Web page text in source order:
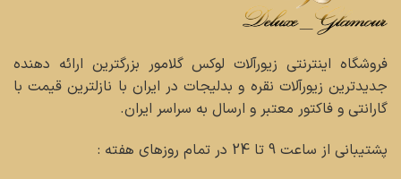
فروشگاه اینترنتی زیورآلات لوکس گلامور بزرگترین ارائه دهنده
جدیدترین زیورآلات نقره و بدلیجات در ایران با نازلترین قیمت با
گارانتی و فاکتور معتبر و ارسال به سراسر ایران.
پشتیبانی از ساعت 9 تا 24 در تمام روزهای هفته :